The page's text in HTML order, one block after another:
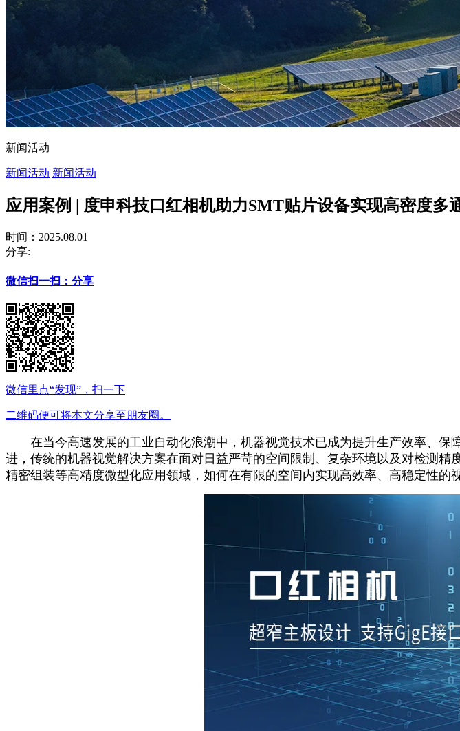
新闻活动
新闻活动 新闻活动
应用案例 | 度申科技口红相机助力SMT贴片设备实现高密度多
时间：2025.08.01
分享:
微信扫一扫：分享
微信里点“发现”，扫一下
二维码便可将本文分享至朋友圈。
在当今高速发展的工业自动化浪潮中，机器视觉技术已成为提升生产效率、保
进，传统的机器视觉解决方案在面对日益严苛的空间限制、复杂环境以及对检测
精密组装等高精度微型化应用领域，如何在有限的空间内实现高效率、高稳定性的